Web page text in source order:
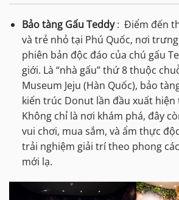
Bảo tàng Gấu Teddy: Điểm đến
và trẻ nhỏ tại Phú Quốc, nơi
phiên bản độc đáo của chú gấu
giới. Là “nhà gấu” thứ 8 thuộc
Museum Jeju (Hàn Quốc), bảo
kiến trúc Donut lần đầu xuất hiện
Không chỉ là nơi khám phá, đây
vui chơi, mua sắm, và ẩm thực
trải nghiệm giải trí theo phong
mới lạ.